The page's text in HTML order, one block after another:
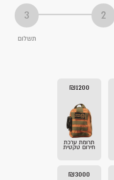
תשלום
₪1200
תרומת ערכת
חירום טקטית
₪3000